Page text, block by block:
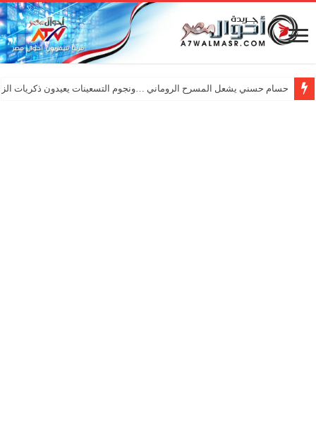
حسام حسني يشعل المسرح الروماني …ونجوم التسعينات يعيدون ذكريات